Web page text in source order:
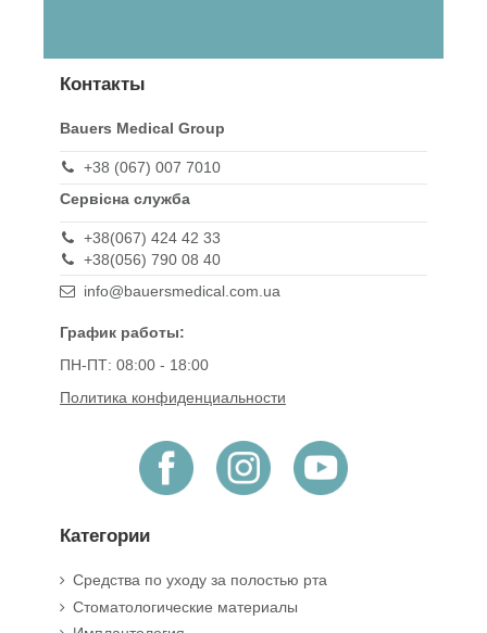
Контакты
Bauers Medical Group
+38 (067) 007 7010
Сервісна служба
+38(067) 424 42 33
+38(056) 790 08 40
info@bauersmedical.com.ua
График работы:
ПН-ПТ: 08:00 - 18:00
Политика конфиденциальности
Категории
Средства по уходу за полостью рта
Стоматологические материалы